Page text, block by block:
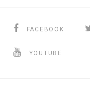
FACEBOOK
YOUTUBE